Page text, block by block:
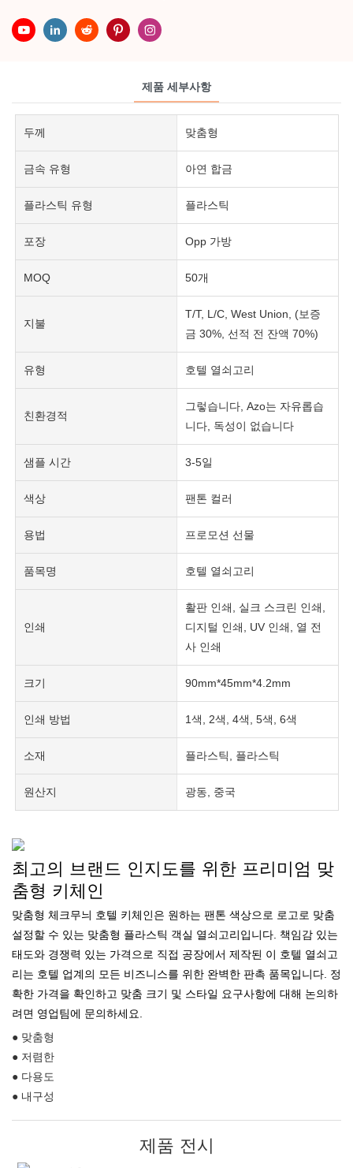
제품 세부사항
두께 맞춤형
금속 유형 아연 합금
플라스틱 유형 플라스틱
포장 Opp 가방
MOQ 50개
지불
T/T, L/C, West Union, (보증
금 30%, 선적 전 잔액 70%)
유형 호텔 열쇠고리
친환경적
그렇습니다, Azo는 자유롭습
니다, 독성이 없습니다
샘플 시간 3-5일
색상 팬톤 컬러
용법 프로모션 선물
품목명 호텔 열쇠고리
인쇄
활판 인쇄, 실크 스크린 인쇄,
디지털 인쇄, UV 인쇄, 열 전
사 인쇄
크기 90mm*45mm*4.2mm
인쇄 방법 1색, 2색, 4색, 5색, 6색
소재 플라스틱, 플라스틱
원산지 광동, 중국
최고의 브랜드 인지도를 위한 프리미엄 맞
춤형 키체인
맞춤형 체크무늬 호텔 키체인은 원하는 팬톤 색상으로 로고로 맞춤
설정할 수 있는 맞춤형 플라스틱 객실 열쇠고리입니다. 책임감 있는
태도와 경쟁력 있는 가격으로 직접 공장에서 제작된 이 호텔 열쇠고
리는 호텔 업계의 모든 비즈니스를 위한 완벽한 판촉 품목입니다. 정
확한 가격을 확인하고 맞춤 크기 및 스타일 요구사항에 대해 논의하
려면 영업팀에 문의하세요.
● 맞춤형
● 저렴한
● 다용도
● 내구성
제품 전시